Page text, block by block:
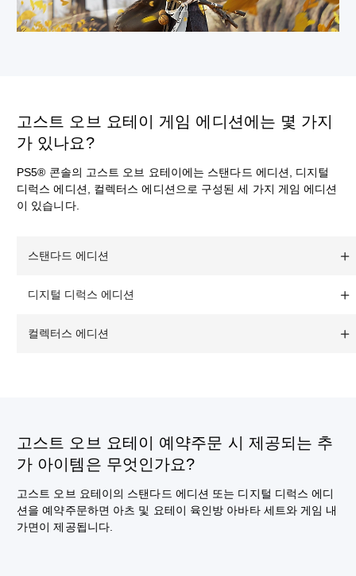
고스트 오브 요테이 게임 에디션에는 몇 가지
가 있나요?
PS5® 콘솔의 고스트 오브 요테이에는 스탠다드 에디션, 디지털
디럭스 에디션, 컬렉터스 에디션으로 구성된 세 가지 게임 에디션
이 있습니다.
스탠다드 에디션
디지털 디럭스 에디션
컬렉터스 에디션
고스트 오브 요테이 예약주문 시 제공되는 추
가 아이템은 무엇인가요?
고스트 오브 요테이의 스탠다드 에디션 또는 디지털 디럭스 에디
션을 예약주문하면 아츠 및 요테이 육인방 아바타 세트와 게임 내
가면이 제공됩니다.